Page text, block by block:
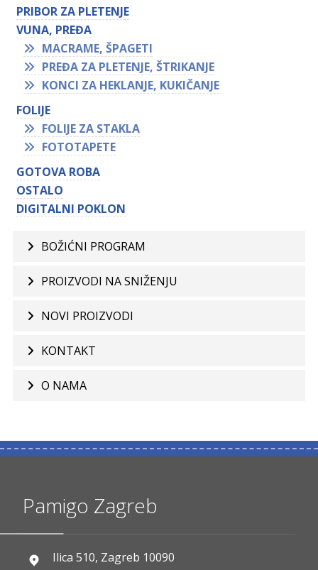
PRIBOR ZA PLETENJE
VUNA, PREĐA
MACRAME, ŠPAGETI
PREĐA ZA PLETENJE, ŠTRIKANJE
KONCI ZA HEKLANJE, KUKIČANJE
FOLIJE
FOLIJE ZA STAKLA
FOTOTAPETE
GOTOVA ROBA
OSTALO
DIGITALNI POKLON
BOŽIĆNI PROGRAM
PROIZVODI NA SNIŽENJU
NOVI PROIZVODI
KONTAKT
O NAMA
Pamigo Zagreb
Ilica 510, Zagreb 10090